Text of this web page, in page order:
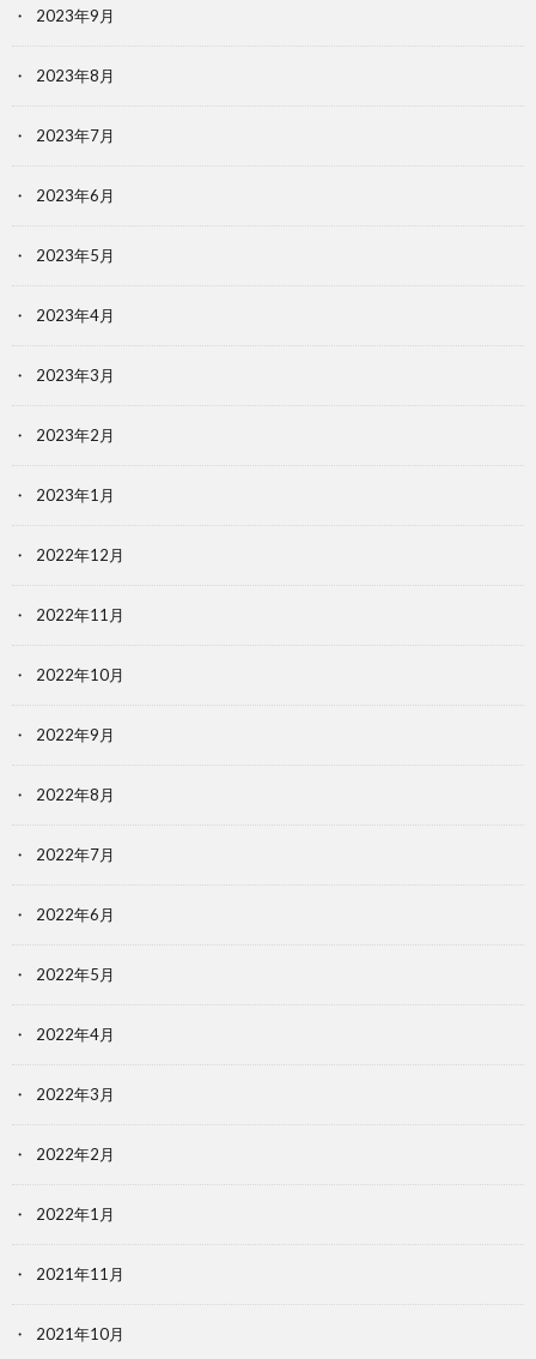
2023年9月
2023年8月
2023年7月
2023年6月
2023年5月
2023年4月
2023年3月
2023年2月
2023年1月
2022年12月
2022年11月
2022年10月
2022年9月
2022年8月
2022年7月
2022年6月
2022年5月
2022年4月
2022年3月
2022年2月
2022年1月
2021年11月
2021年10月